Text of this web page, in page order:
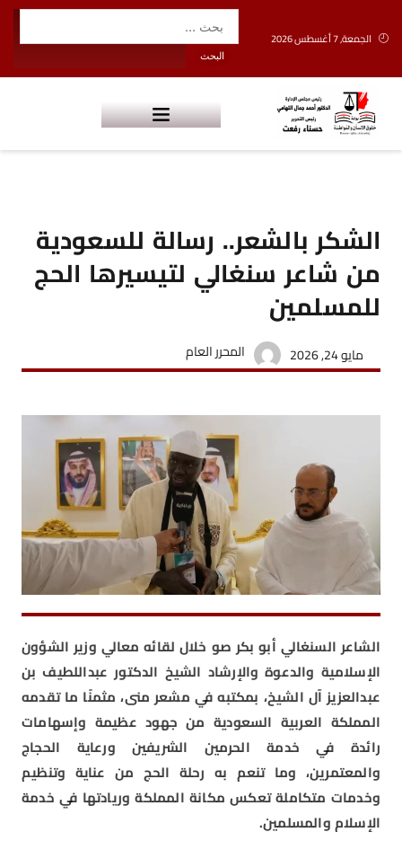
الجمعة, 7 أغسطس 2026
الشكر بالشعر.. رسالة للسعودية
من شاعر سنغالي لتيسيرها الحج
للمسلمين
مايو 24, 2026 المحرر العام
الشاعر السنغالي أبو بكر صو خلال لقائه معالي وزير الشؤون
الإسلامية والدعوة والإرشاد الشيخ الدكتور عبداللطيف بن
عبدالعزيز آل الشيخ، بمكتبه في مشعر منى، مثمنًا ما تقدمه
المملكة العربية السعودية من جهود عظيمة وإسهامات
رائدة في خدمة الحرمين الشريفين ورعاية الحجاج
والمعتمرين، وما تنعم به رحلة الحج من عناية وتنظيم
وخدمات متكاملة تعكس مكانة المملكة وريادتها في خدمة
الإسلام والمسلمين.